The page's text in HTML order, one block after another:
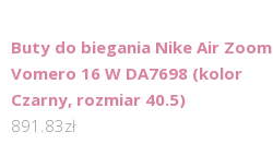
Buty do biegania Nike Air Zoom
Vomero 16 W DA7698 (kolor
Czarny, rozmiar 40.5)
891.83zł